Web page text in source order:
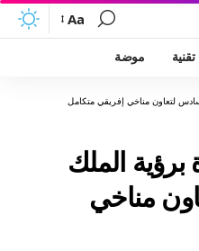
Aa
تقنية موضة
لتعاون مناخي إفريقي متكامل
الملك
مناخي